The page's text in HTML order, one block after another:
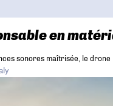
en
sonores maîtrisée, le